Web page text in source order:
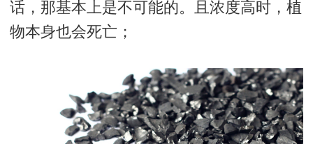
话，那基本上是不可能的。且浓度高时，植
物本身也会死亡；